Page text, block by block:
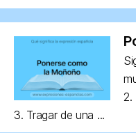
2.
3. Tragar de una ...